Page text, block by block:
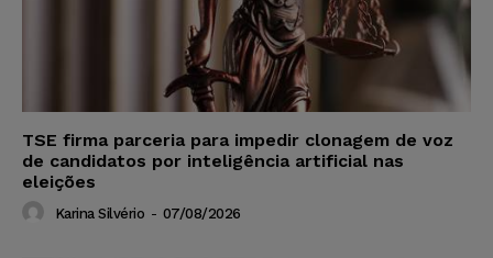
TSE firma parceria para impedir clonagem de voz
de candidatos por inteligência artificial nas
eleições
Karina Silvério - 07/08/2026